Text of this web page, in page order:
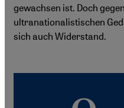
gewachsen ist. Doch
ultranationalistischen
sich auch Widerstand.